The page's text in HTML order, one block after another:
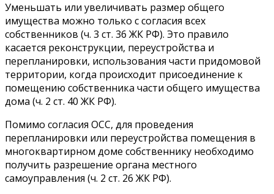
Уменьшать или увеличивать размер общего
имущества можно только с согласия всех
собственников (ч. 3 ст. 36 ЖК РФ). Это правило
касается реконструкции, переустройства и
перепланировки, использования части придомовой
территории, когда происходит присоединение к
помещению собственника части общего имущества
дома (ч. 2 ст. 40 ЖК РФ).
Помимо согласия ОСС, для проведения
перепланировки или переустройства помещения в
многоквартирном доме собственнику необходимо
получить разрешение органа местного
самоуправления (ч. 2 ст. 26 ЖК РФ).